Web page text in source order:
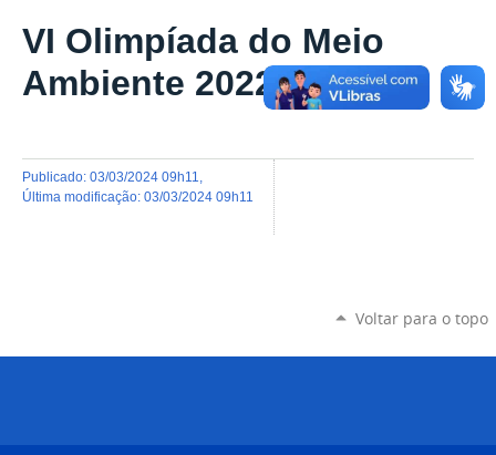
VI Olimpíada do Meio
Ambiente 2022
publicado: 03/03/2024 09h11
última modificação: 03/03/2024 09h11
Voltar para o topo